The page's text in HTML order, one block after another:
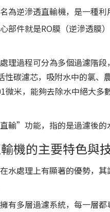
為逆滲透直輸機，是一種
部件就是RO膜（逆滲透膜
理過程可分為多個過濾階
性碳濾芯，吸附水中的氯、
微米，能夠去除水中絕大多
輸”功能，指的是過濾後的
機的主要特色與
水處理上有顯著的優勢，
有多層過濾系統，每一層